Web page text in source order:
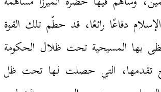
دفاعًا رائعًا، قد حطّم تلك القوة
بها المسيحية تحت ظلال الحكومة
تقدمها، التي حصلت لها تحت ظل